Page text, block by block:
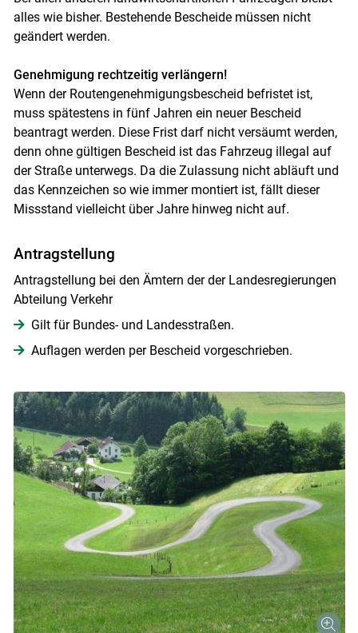
alles wie bisher. Bestehende Bescheide müssen nicht
geändert werden.
Genehmigung rechtzeitig verlängern!
Wenn der Routengenehmigungsbescheid befristet ist,
muss spätestens in fünf Jahren ein neuer Bescheid
beantragt werden. Diese Frist darf nicht versäumt werden,
denn ohne gültigen Bescheid ist das Fahrzeug illegal auf
der Straße unterwegs. Da die Zulassung nicht abläuft und
das Kennzeichen so wie immer montiert ist, fällt dieser
Missstand vielleicht über Jahre hinweg nicht auf.
Antragstellung
Antragstellung bei den Ämtern der der Landesregierungen
Abteilung Verkehr
Gilt für Bundes- und Landesstraßen.
Auflagen werden per Bescheid vorgeschrieben.